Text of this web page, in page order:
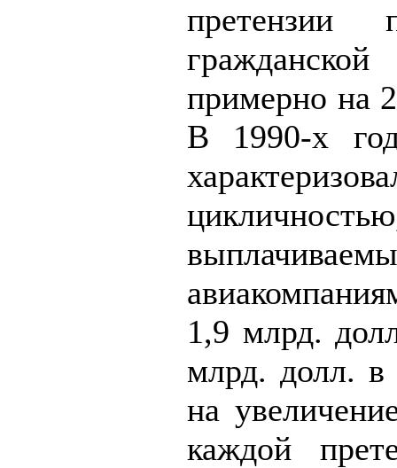
гражданской
примерно на
В 1990-х
1,9 млрд.
млрд. долл. в
на
каждой